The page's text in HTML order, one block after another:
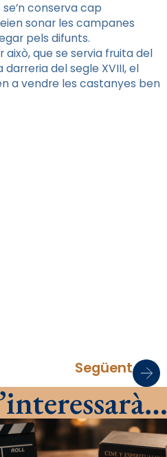
conserva cap
sonar les campanes
pels difunts.
això, que se servia fruita del
del segle XVIII, el
a vendre les castanyes ben
Següent